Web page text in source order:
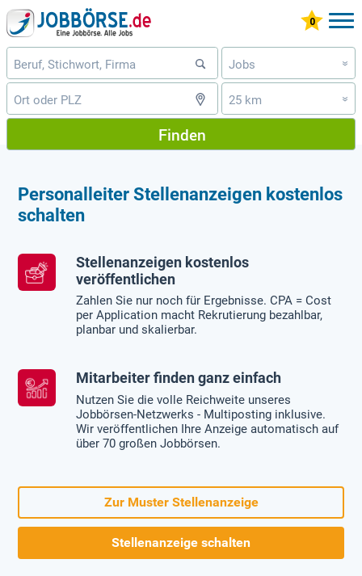
Jobs »
25 km »
Finden
Personalleiter Stellenanzeigen kostenlos
schalten
Stellenanzeigen kostenlos
veröffentlichen
Zahlen Sie nur noch für Ergebnisse. CPA = Cost
per Application macht Rekrutierung bezahlbar,
planbar und skalierbar.
Mitarbeiter finden ganz einfach
Nutzen Sie die volle Reichweite unseres
Jobbörsen-Netzwerks - Multiposting inklusive.
Wir veröffentlichen Ihre Anzeige automatisch auf
über 70 großen Jobbörsen.
Zur Muster Stellenanzeige
Stellenanzeige schalten